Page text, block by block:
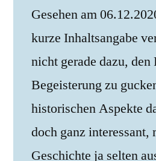
Gesehen am
kurze Inhaltsangabe
nicht gerade dazu,
Begeisterung zu
historischen Aspekte
doch ganz interessant,
Geschichte ja selten